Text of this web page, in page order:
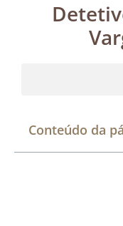
Conteúdo da